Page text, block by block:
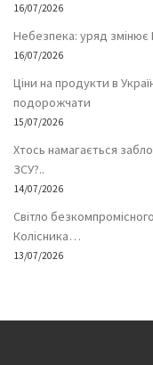
16/07/2026
Небезпека: уряд змінює
16/07/2026
Ціни на продукти в
подорожчати
15/07/2026
Хтось намагається
ЗСУ?..
14/07/2026
Світло
Колісника…
13/07/2026